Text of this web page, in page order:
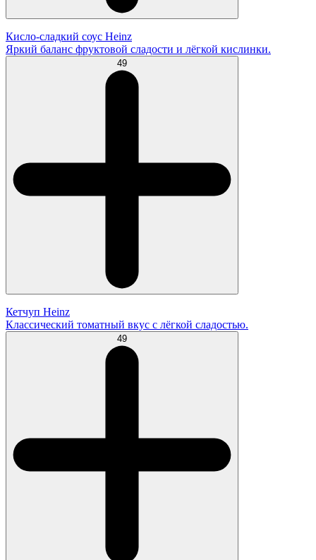
Кисло-сладкий соус Heinz
Яркий баланс фруктовой сладости и лёгкой кислинки.
49
Кетчуп Heinz
Классический томатный вкус с лёгкой сладостью.
49